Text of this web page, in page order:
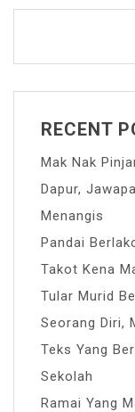
RECENT
Mak Nak
Dapur,
Menangis
Pandai
Takot Kena
Tular Murid
Seorang Diri,
Teks Yang
Sekolah
Ramai Yang